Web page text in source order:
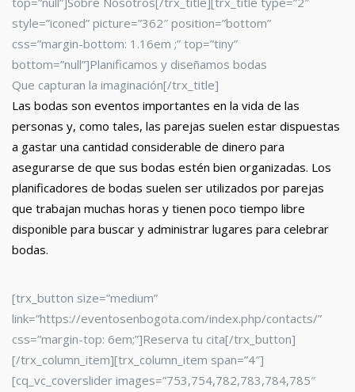
style=”iconed” picture=”362″ position=”bottom”
css=”margin-bottom: 1.16em ;” top=”tiny”
bottom=”null”]Planificamos y diseñamos bodas
Que capturan la imaginación[/trx_title]
Las bodas son eventos importantes en la vida de las
personas y, como tales, las parejas suelen estar dispuestas
a gastar una cantidad considerable de dinero para
asegurarse de que sus bodas estén bien organizadas. Los
planificadores de bodas suelen ser utilizados por parejas
que trabajan muchas horas y tienen poco tiempo libre
disponible para buscar y administrar lugares para celebrar
bodas.
[trx_button size=”medium”
link=”https://eventosenbogota.com/index.php/contacts/”
css=”margin-top: 6em;”]Reserva tu cita[/trx_button]
[/trx_column_item][trx_column_item span=”4″]
[cq_vc_coverslider images=”753,754,782,783,784,785″